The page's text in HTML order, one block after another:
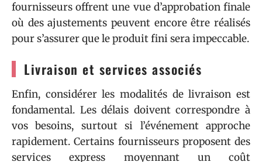
fournisseurs offrent une vue d’approbation finale
où des ajustements peuvent encore être réalisés
pour s’assurer que le produit fini sera impeccable.
Livraison et services associés
Enfin, considérer les modalités de livraison est
fondamental. Les délais doivent correspondre à
vos besoins, surtout si l’événement approche
rapidement. Certains fournisseurs proposent des
services express moyennant un coût